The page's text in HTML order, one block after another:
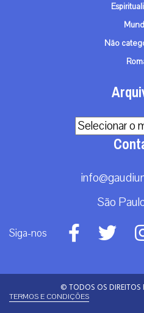
Não
Arquivos
São
Siga-nos
© TODOS OS DIREITOS
TERMOS E CONDIÇÕES